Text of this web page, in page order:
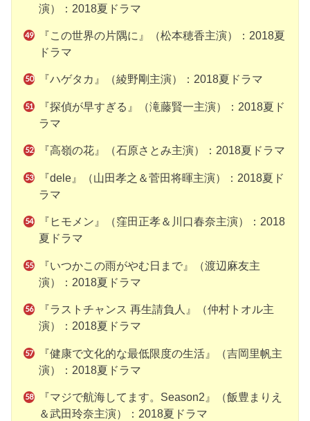
演）：2018夏ドラマ
『この世界の片隅に』（松本穂香主演）：2018夏
ドラマ
『ハゲタカ』（綾野剛主演）：2018夏ドラマ
『探偵が早すぎる』（滝藤賢一主演）：2018夏ド
ラマ
『高嶺の花』（石原さとみ主演）：2018夏ドラマ
『dele』（山田孝之＆菅田将暉主演）：2018夏ド
ラマ
『ヒモメン』（窪田正孝＆川口春奈主演）：2018
夏ドラマ
『いつかこの雨がやむ日まで』（渡辺麻友主
演）：2018夏ドラマ
『ラストチャンス 再生請負人』（仲村トオル主
演）：2018夏ドラマ
『健康で文化的な最低限度の生活』（吉岡里帆主
演）：2018夏ドラマ
『マジで航海してます。Season2』（飯豊まりえ
＆武田玲奈主演）：2018夏ドラマ